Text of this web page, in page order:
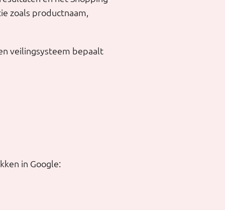
zoals productnaam,
veilingsysteem bepaalt
in Google: